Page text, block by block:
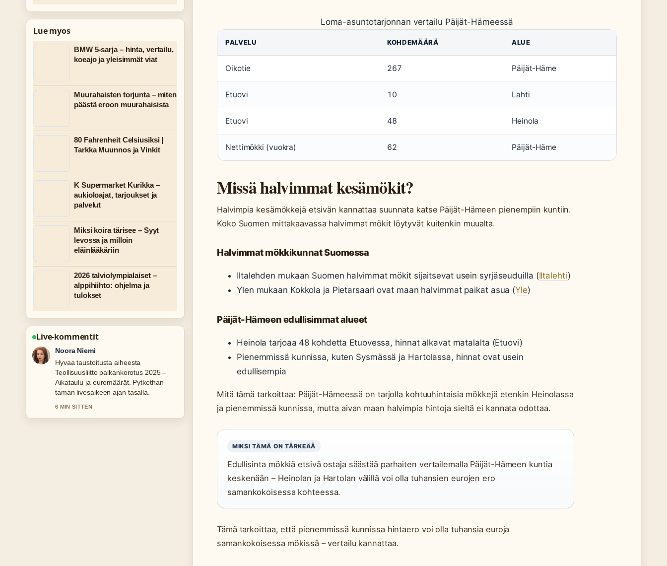
Loma-asuntotarjonnan vertailu Päijät-Hämeessä
PALVELU KOHDEMÄÄRÄ ALUE
Oikotie 267 Päijät-Häme
Etuovi 10 Lahti
Etuovi 48 Heinola
Nettimökki (vuokra) 62 Päijät-Häme
Missä halvimmat kesämökit?
Halvimpia kesämökkejä etsivän kannattaa suunnata katse Päijät-Hämeen pienempiin kuntiin.
Koko Suomen mittakaavassa halvimmat mökit löytyvät kuitenkin muualta.
Halvimmat mökkikunnat Suomessa
Iltalehden mukaan Suomen halvimmat mökit sijaitsevat usein syrjäseuduilla (Iltalehti)
Ylen mukaan Kokkola ja Pietarsaari ovat maan halvimmat paikat asua (Yle)
Päijät-Hämeen edullisimmat alueet
Heinola tarjoaa 48 kohdetta Etuovessa, hinnat alkavat matalalta (Etuovi)
Pienemmissä kunnissa, kuten Sysmässä ja Hartolassa, hinnat ovat usein
edullisempia
Mitä tämä tarkoittaa: Päijät-Hämeessä on tarjolla kohtuuhintaisia mökkejä etenkin Heinolassa
ja pienemmissä kunnissa, mutta aivan maan halvimpia hintoja sieltä ei kannata odottaa.
MIKSI TÄMÄ ON TÄRKEÄÄ
Edullisinta mökkiä etsivä ostaja säästää parhaiten vertailemalla Päijät-Hämeen kuntia
keskenään – Heinolan ja Hartolan välillä voi olla tuhansien eurojen ero
samankokoisessa kohteessa.
Tämä tarkoittaa, että pienemmissä kunnissa hintaero voi olla tuhansia euroja
samankokoisessa mökissä – vertailu kannattaa.
Lue myos
BMW 5-sarja – hinta, vertailu,
koeajo ja yleisimmät viat
Muurahaisten torjunta – miten
päästä eroon muurahaisista
80 Fahrenheit Celsiusiksi |
Tarkka Muunnos ja Vinkit
K Supermarket Kurikka –
aukioloajat, tarjoukset ja
palvelut
Miksi koira tärisee – Syyt
levossa ja milloin
eläinlääkäriin
2026 talviolympialaiset –
alppihiihto: ohjelma ja
tulokset
Live-kommentit
Noora Niemi
Hyvaa taustoitusta aiheesta
Teollisuusliitto palkankorotus 2025 –
Aikataulu ja euromäärät. Pytkethan
taman livesaikeen ajan tasalla.
6 MIN SITTEN